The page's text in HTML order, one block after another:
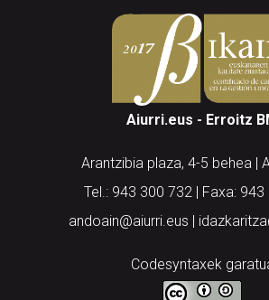
Aiurri.eus - Erroitz
Arantzibia plaza, 4-5 behea |
Tel.: 943 300 732 | Faxa: 943
andoain@aiurri.eus |
Codesyntaxek